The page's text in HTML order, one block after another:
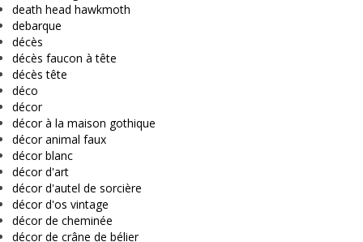
death head hawkmoth
debarque
décès
décès faucon à tête
décès tête
déco
décor
décor à la maison gothique
décor animal faux
décor blanc
décor d'art
décor d'autel de sorcière
décor d'os vintage
décor de cheminée
décor de crâne de bélier